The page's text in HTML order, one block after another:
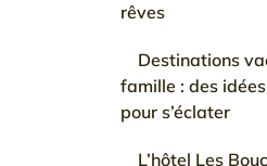
rêves
Destinations
famille : des
pour s’éclater
L’hôtel Les